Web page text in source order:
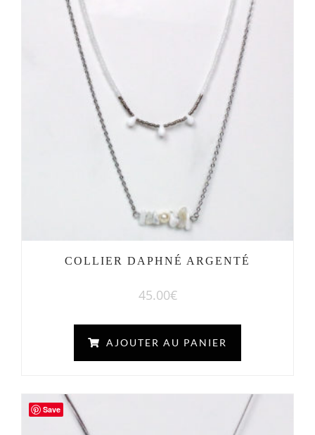
COLLIER DAPHNÉ ARGENTÉ
45.00€
AJOUTER AU PANIER
Save